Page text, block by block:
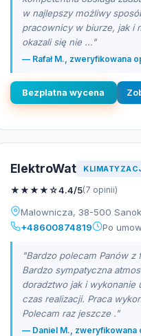
w najlepszy możliwy
pracownicy w biurze, jak i
okazali się nie ..."
— Rafał M., zweryfikowana
Bezplatna wycena
ElektroWat
★★★★☆4.4/5(7 opinii)
Malownicza, 38-500 Sanok
+48600874819
Po
"Bardzo polecam Panów z
Bardzo sympatyczna
doradztwo jak i wykonanie
czas realizacji. Praca
Polecam raz jeszcze ."
— Daniel M., zweryfikowana